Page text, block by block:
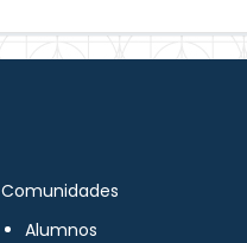
Comunidades
Alumnos